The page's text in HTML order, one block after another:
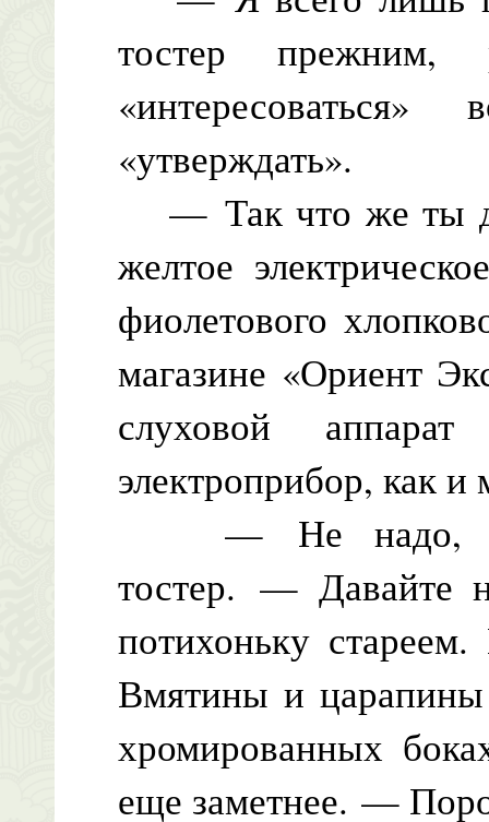
тостер
«утверждать».
— Так что же ты
желтое
фиолетового
магазине «Ориент
слуховой
электроприбор, как и
— Не надо,
тостер. — Давайте
потихоньку
Вмятины и царапины
хромированных
еще заметнее. —